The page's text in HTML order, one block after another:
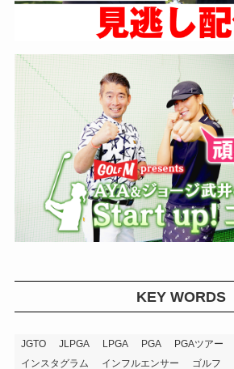
KEY WORDS
JGTO JLPGA LPGA PGA PGAツアー
インスタグラム
インフルエンサー ゴルフ